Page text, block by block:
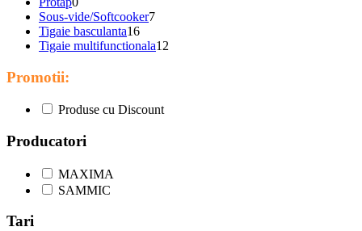
Sous-vide/Softcooker7
Tigaie basculanta16
Tigaie multifunctionala12
Promotii:
Produse cu Discount
Producatori
MAXIMA
SAMMIC
Tari